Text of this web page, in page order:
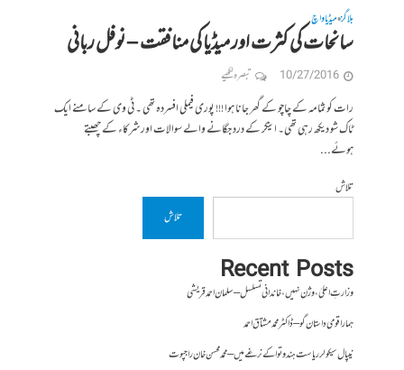
بلاگز•میڈیا واچ
سانحات کی کثرت اور میڈیا کی منافقت – نوفل ربانی
10/27/2016 تبصرہ لکھیے
رات کو ثمامہ کے چاچو کے گھر جانا ہوا !!! پوری فیملی افسردہ تھی ۔ ٹی وی کے سامنے ایک
ٹاک شو دیکھ رہی تھی۔ اینکر کے درد جگانے والے سوالات اور شرکاء کے چھبتے
ہوئے...
تلاش
تلاش
Recent Posts
وزارتِ اعلیٰ ، وژن نہیں ، خاندانی تسلسل – سلمان احمد قریشی
ہمارا قومی داستان گو – ڈاکٹر محمد مشتاق احمد
نیپال سیکولر ریاست ہندوتوا کے نرغے میں – محمد محسن خان راجپوت